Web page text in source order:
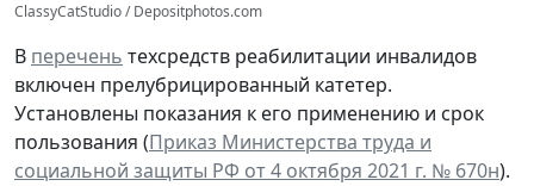
ClassyCatStudio / Depositphotos.com
В перечень техсредств реабилитации инвалидов
включен прелубрицированный катетер.
Установлены показания к его применению и срок
пользования (Приказ Министерства труда и
социальной защиты РФ от 4 октября 2021 г. № 670н).